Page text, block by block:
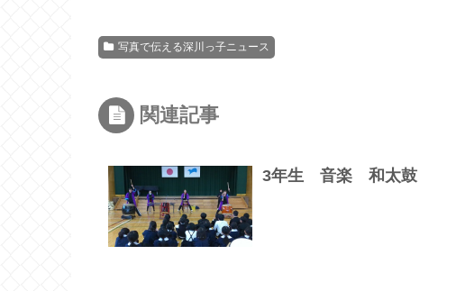
写真で伝える深川っ子ニュース
関連記事
3年生 音楽 和太鼓